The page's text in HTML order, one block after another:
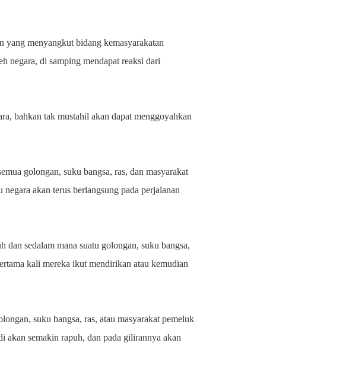
yang menyangkut bidang kemasyarakatan
negara, di samping mendapat reaksi dari
bahkan tak mustahil akan dapat menggoyahkan
golongan, suku bangsa, ras, dan masyarakat
akan terus berlangsung pada perjalanan
sedalam mana suatu golongan, suku bangsa,
kali mereka ikut mendirikan atau kemudian
suku bangsa, ras, atau masyarakat pemeluk
akan semakin rapuh, dan pada gilirannya akan